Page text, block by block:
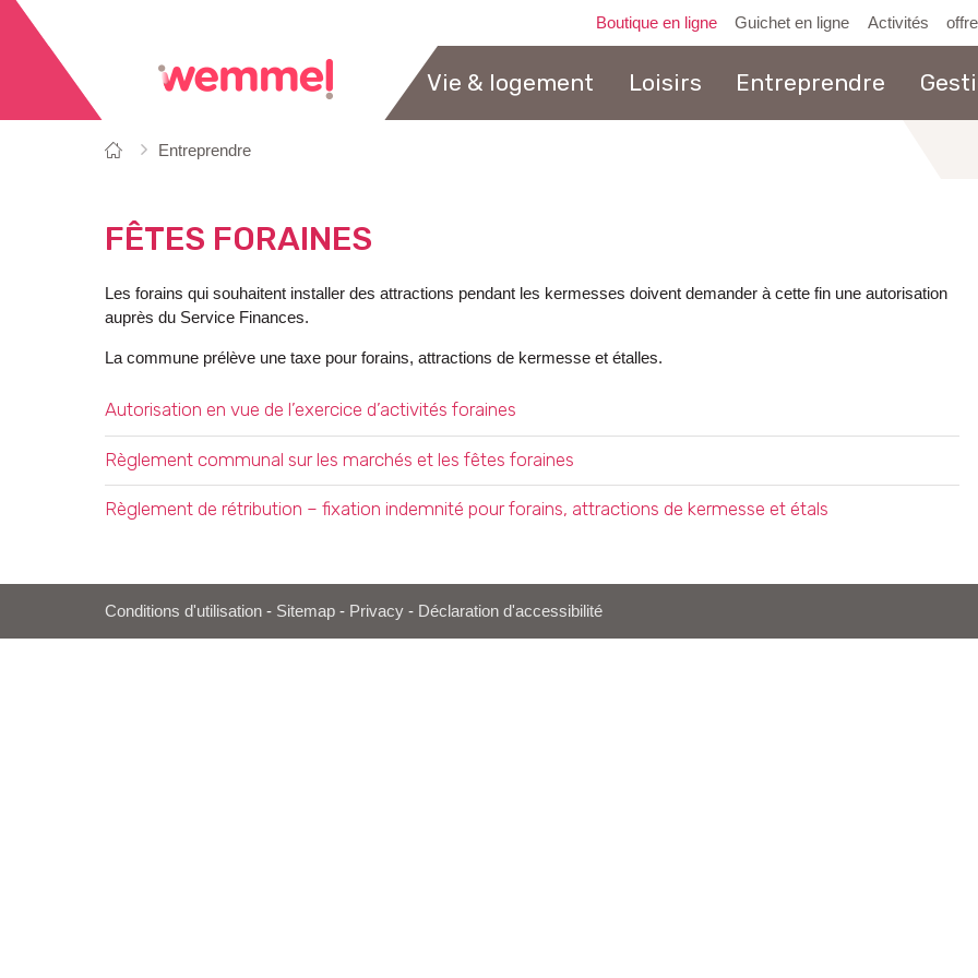
Boutique en ligne Guichet en ligne Activités
Vie & logement Loisirs Entreprendre
êtes
Page
Entreprendre
FÊTES FORAINES
Les forains qui souhaitent installer des attractions pendant les kermesses doivent demander à cette fin une autorisation
auprès du Service Finances.
La commune prélève une taxe pour forains, attractions de kermesse et étalles.
OVERZICHT
Autorisation en vue de l’exercice d’activités foraines
Règlement communal sur les marchés et les fêtes foraines
Règlement de rétribution – fixation indemnité pour forains, attractions de kermesse et étals
Conditions d'utilisation - Sitemap - Privacy - Déclaration d'accessibilité